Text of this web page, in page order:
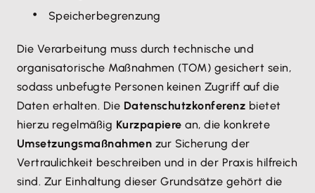
Speicherbegrenzung
Die Verarbeitung muss durch technische und
organisatorische Maßnahmen (TOM) gesichert sein,
sodass unbefugte Personen keinen Zugriff auf die
Daten erhalten. Die Datenschutzkonferenz bietet
hierzu regelmäßig Kurzpapiere an, die konkrete
Umsetzungsmaßnahmen zur Sicherung der
Vertraulichkeit beschreiben und in der Praxis hilfreich
sind. Zur Einhaltung dieser Grundsätze gehört die